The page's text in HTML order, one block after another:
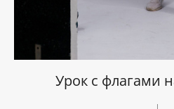
Урок с флагами